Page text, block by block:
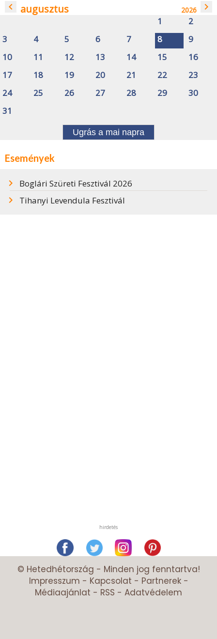
navigate_before augusztus 2026 navigate_next
1
2
3
4 5 6 7 8
9
10
11 12 13 14 15
16
17
18 19 20 21 22
23
24
25 26 27 28 29
30
31
Ugrás a mai napra
Események
Boglári Szüreti Fesztivál 2026
Tihanyi Levendula Fesztivál
hirdetés
© Hetedhétország - Minden jog fenntartva!
Impresszum - Kapcsolat - Partnerek-
Médiaajánlat - RSS - Adatvédelem